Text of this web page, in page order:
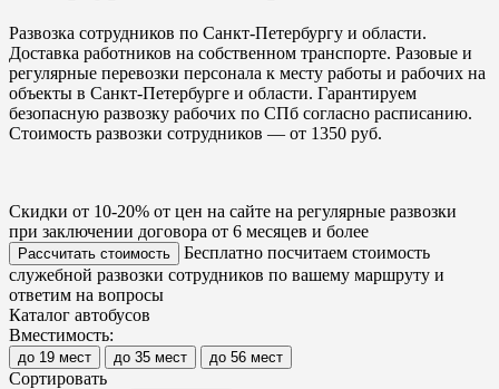
Развозка сотрудников по Санкт-Петербургу и области.
Доставка работников на собственном транспорте. Разовые и
регулярные перевозки персонала к месту работы и рабочих на
объекты в Санкт-Петербурге и области. Гарантируем
безопасную развозку рабочих по СПб согласно расписанию.
Стоимость развозки сотрудников — от 1350 руб.
Скидки от 10-20% от цен на сайте на регулярные развозки
при заключении договора от 6 месяцев и более
Рассчитать стоимость
Бесплатно посчитаем стоимость
служебной развозки сотрудников по вашему маршруту и
ответим на вопросы
Каталог автобусов
Вместимость:
до 19 мест до 35 мест до 56 мест
Сортировать